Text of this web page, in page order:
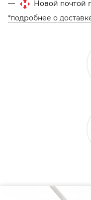
Новой почтой
*подробнее о